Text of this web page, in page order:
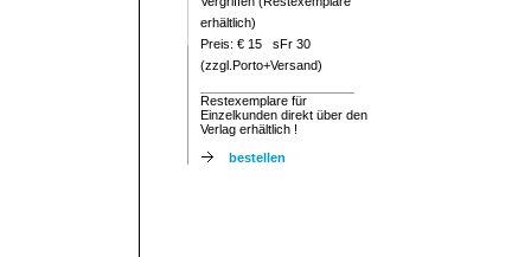
erhältlich)
Preis: € 15 sFr 30
(zzgl.Porto+Versand)
Restexemplare für
Einzelkunden direkt über den
Verlag erhältlich !
bestellen